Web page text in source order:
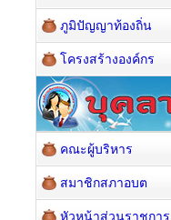
ภูมิปัญญาท้องถิ่น
โครงสร้างองค์กร
คณะผู้บริหาร
สมาชิกสภาอบต
หัวหน้าส่วนราชการ